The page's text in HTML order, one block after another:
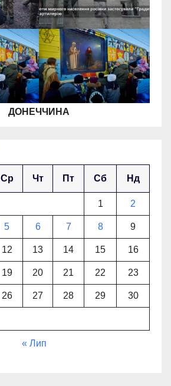
ДОНЕЧЧИНА
Ср Чт Пт Сб Нд
1 2
5 6 7 8 9
12 13 14 15 16
19 20 21 22 23
26 27 28 29 30
« Лип